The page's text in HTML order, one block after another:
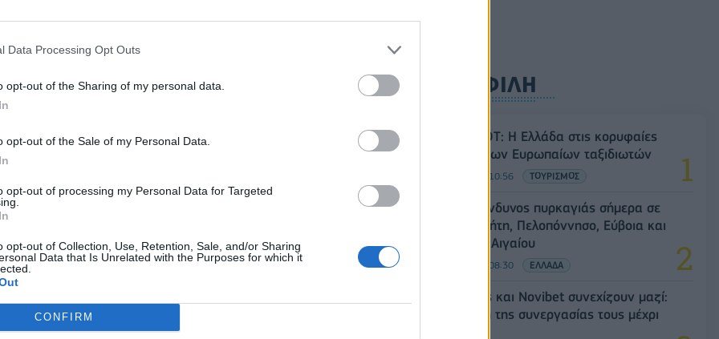
Data Processing Opt Outs
opt-out of the Sharing of my personal data.
opt-out of the Sale of my Personal Data.
opt-out of processing my Personal Data for Targeted
opt-out of Collection, Use, Retention, Sale, and/or Sharing
Data that Is Unrelated with the Purposes for which it
CONFIRM
Μαζί για τον
σπατάλης τροφίμων
2024 το κατάστημα στο Άγιο Όρος
ΕΠΙΧΕΙΡΗΣΕΙΣ
ΔΗΜΟΦΙΛΗ
Έρευνα ΕΟΤ: Η Ελλάδα στις κορυφαίες
επιλογές των Ευρωπαίων ταξιδιωτών
07/08/2026 - 10:56 ΤΟΥΡΙΣΜΟΣ
Υψηλός κίνδυνος πυρκαγιάς σήμερα σε
Αττική, Κρήτη, Πελοπόννησο, Εύβοια και
νησιά του Αιγαίου
07/08/2026 - 08:30 ΕΛΛΑΔΑ
Ατρόμητος και Novibet συνεχίζουν μαζί:
Ανανέωση της συνεργασίας τους μέχρι